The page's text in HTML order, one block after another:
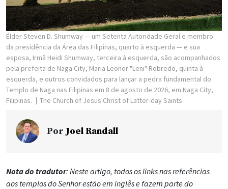
Élder Steven D. Shumway — um Setenta Autoridade Geral e membro
da presidência da Área das Filipinas, quarto à esquerda — e sua
esposa, Irmã Heidi Shumway, terceira à esquerda, são acompanhados
pela prefeita de Naga City, Maria Leonor "Leni" Robredo, quinta à
esquerda, e outros convidados para lançar a pedra fundamental do
Templo de Naga nas Filipinas em 8 de agosto de 2026, em Naga City,
Filipinas.
The Church of Jesus Christ of Latter-day Saints
Por Joel Randall
Nota do tradutor: Neste artigo, todos os links nas referências
aos templos do Senhor estão em inglês e fazem parte do